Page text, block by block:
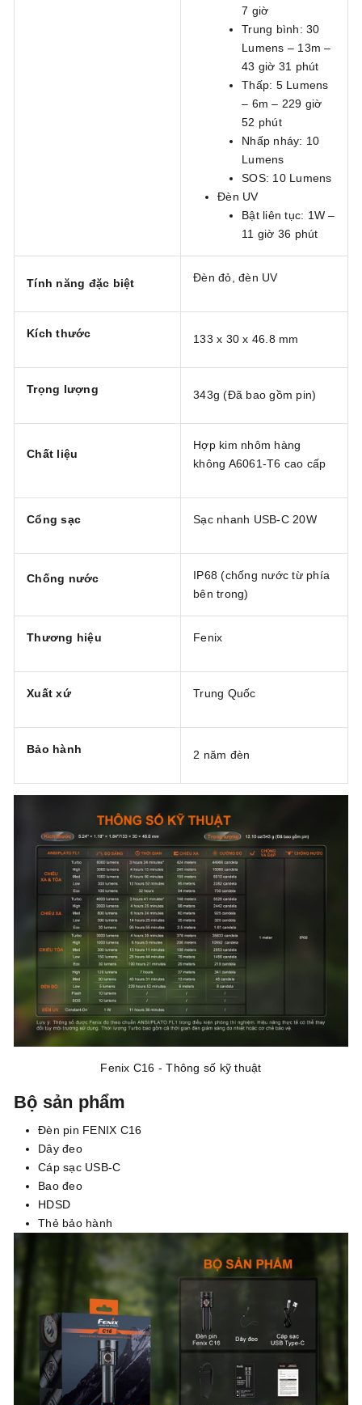
7 giờ
Trung bình: 30
Lumens – 13m –
43 giờ 31 phút
Thấp: 5 Lumens
– 6m – 229 giờ
52 phút
Nhấp nháy: 10
Lumens
SOS: 10 Lumens
Đèn UV
Bật liên tục: 1W –
11 giờ 36 phút
Tính năng đặc biệt Đèn đỏ, đèn UV
Kích thước 133 x 30 x 46.8 mm
Trọng lượng 343g (Đã bao gồm pin)
Chất liệu
Hợp kim nhôm hàng
không A6061-T6 cao cấp
Cổng sạc Sạc nhanh USB-C 20W
Chống nước
IP68 (chống nước từ phía
bên trong)
Thương hiệu Fenix
Xuất xứ Trung Quốc
Bảo hành 2 năm đèn
Fenix C16 - Thông số kỹ thuật
Bộ sản phẩm
Đèn pin FENIX C16
Dây đeo
Cáp sạc USB-C
Bao đeo
HDSD
Thẻ bảo hành